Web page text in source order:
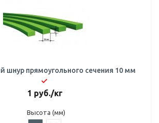
шнур прямоугольного сечения 10 мм
1 руб./кг
Высота (мм)